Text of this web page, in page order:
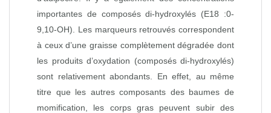
importantes de composés di-hydroxylés (E18 :0-
9,10-OH). Les marqueurs retrouvés correspondent
à ceux d’une graisse complètement dégradée dont
les produits d’oxydation (composés di-hydroxylés)
sont relativement abondants. En effet, au même
titre que les autres composants des baumes de
momification, les corps gras peuvent subir des